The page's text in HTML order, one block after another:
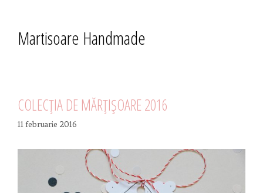
Martisoare Handmade
COLECȚIA DE MĂRȚIȘOARE 2016
11 februarie 2016